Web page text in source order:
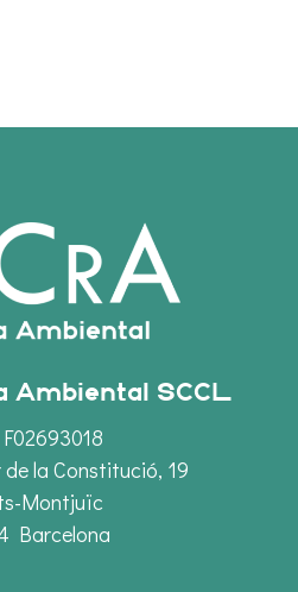
Ambiental SCCL
la Constitució, 19
Montjuïc
Barcelona